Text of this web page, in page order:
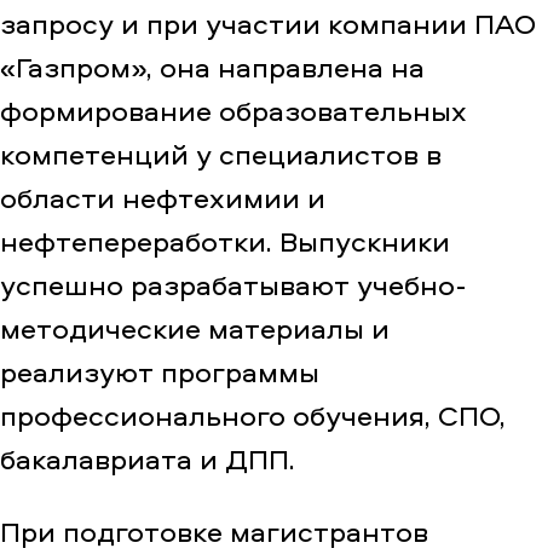
запросу и при участии компании ПАО
«Газпром», она направлена на
формирование образовательных
компетенций у специалистов в
области нефтехимии и
нефтепереработки. Выпускники
успешно разрабатывают учебно-
методические материалы и
реализуют программы
профессионального обучения, СПО,
бакалавриата и ДПП.
При подготовке магистрантов